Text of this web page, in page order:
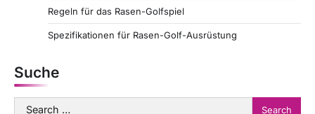
i
o
Regeln für das Rasen-Golfspiel
Spezifikationen für Rasen-Golf-Ausrüstung
Suche
Search